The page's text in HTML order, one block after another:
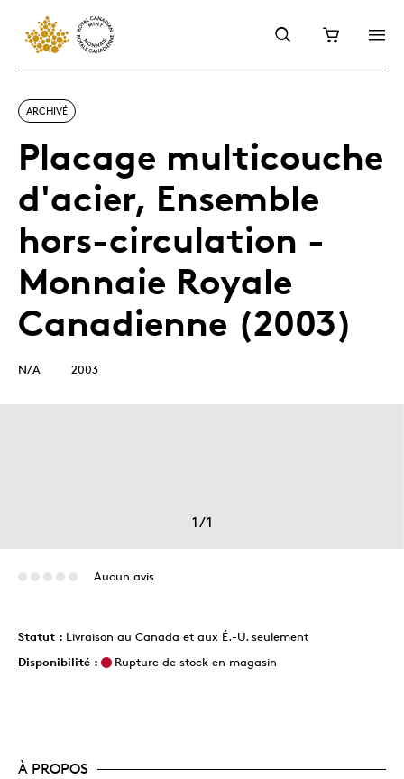
ARCHIVÉ
Placage multicouche
d'acier, Ensemble
hors-circulation -
Monnaie Royale
Canadienne (2003)
N/A 2003
1/1
Aucun avis
Statut : Livraison au Canada et aux É.-U. seulement
Disponibilité :
Rupture de stock en magasin
À PROPOS